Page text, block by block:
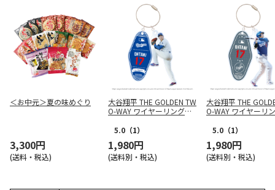
＜お中元＞夏の味めぐり
3,300円
(送料・税込)
大谷翔平 THE GOLDEN TW
O-WAY ワイヤーリングチ
5.0 （1）
1,980円
(送料別・税込)
大谷翔平 THE
O-WAY ワイヤーリ
5.0 （1）
1,980円
(送料別・税込)